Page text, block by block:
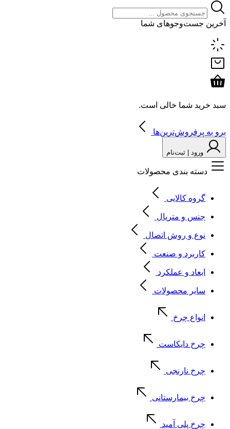
آخرین جست‌وجوهای شما
سبد خرید شما خالی است.
برو به پرفروش‌ترین‌ها
ورود | ثبت‌نام
دسته بندی محصولات
گروه کالایی
جنس و متریال
نوع و روش اتصال
کاربرد و صنعت
ابعاد و عملکرد
سایر محصولات
انواع چرخ
چرخ دایکاست
چرخ نارنجی
چرخ بیمارستانی
چرخ پلی آمید